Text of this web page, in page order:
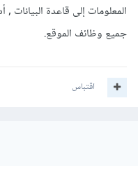
المعلومات إلى قاعدة
جميع وظائف الموقع.
اقتباس